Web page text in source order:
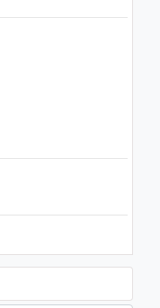
-
ไม่ปรากฏเธอ (Lyric